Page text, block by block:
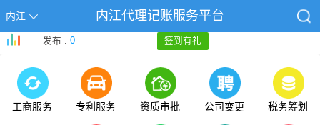
内江 内江代理记账服务平台
发布 :0 签到有礼
工商服务 专利服务 资质审批 公司变更 税务筹划